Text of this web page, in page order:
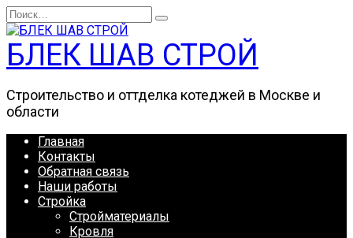
Перейти
к
содержанию
Search
for:
БЛЕК ШАВ СТРОЙ
Строительство и оттделка котеджей в Москве и
области
Главная
Контакты
Обратная связь
Наши работы
Стройка
Стройматериалы
Кровля